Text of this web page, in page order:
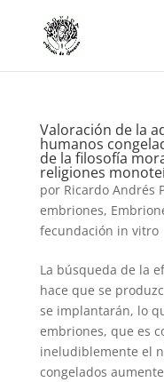
Valoración de la
humanos
de la filosofía
religiones
por Ricardo Andrés
embriones,
fecundación in vitro
La búsqueda de la
hace que se
se implantarán, lo
embriones, que es
ineludiblemente el
congelados